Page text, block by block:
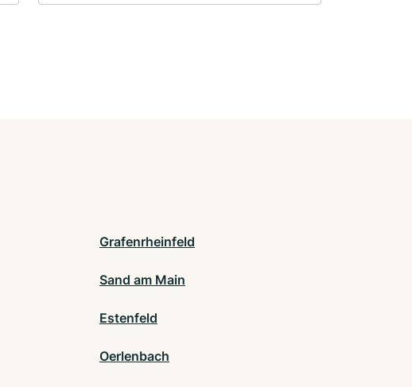
Grafenrheinfeld
Sand am Main
Estenfeld
Oerlenbach